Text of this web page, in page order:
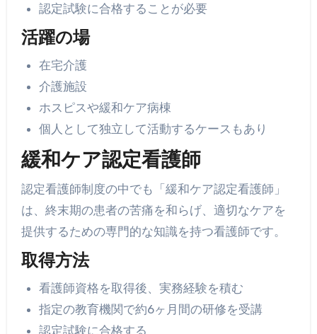
認定試験に合格することが必要
活躍の場
在宅介護
介護施設
ホスピスや緩和ケア病棟
個人として独立して活動するケースもあり
緩和ケア認定看護師
認定看護師制度の中でも「緩和ケア認定看護師」
は、終末期の患者の苦痛を和らげ、適切なケアを
提供するための専門的な知識を持つ看護師です。
取得方法
看護師資格を取得後、実務経験を積む
指定の教育機関で約6ヶ月間の研修を受講
認定試験に合格する